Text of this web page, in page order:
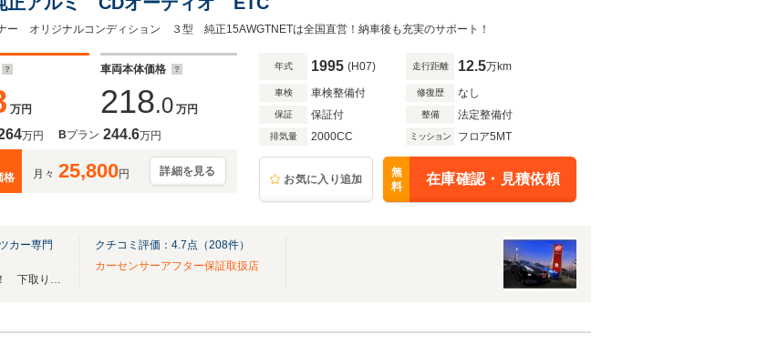
ー オリジナルコンディション ３型 純正15AWGTNETは全国直営！納車後も充実のサポート！
万円
車両本体価格
218.0 万円
万円 Bプラン 244.6万円
格
月々 25,800円 詳細を見る
年式 1995 (H07) 走行距離 12.5万km
車検 車検整備付 修復歴 なし
保証 保証付 整備 法定整備付
排気量 2000CC ミッション フロア5MT
お気に入り追加
無
料
在庫確認・見積依頼
カー専門
楽々１２０回ローンもご用意しております！ 下取り全車種高価査定中！！
クチコミ評価： 4.7点（208件）
カーセンサーアフター保証取扱店